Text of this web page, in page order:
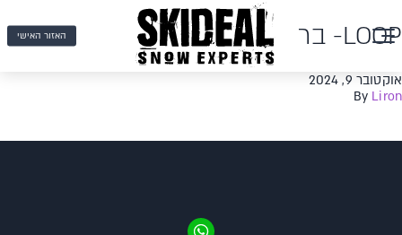
האזור האישי LOOP- בר
אוקטובר 9, 2024
By Liron